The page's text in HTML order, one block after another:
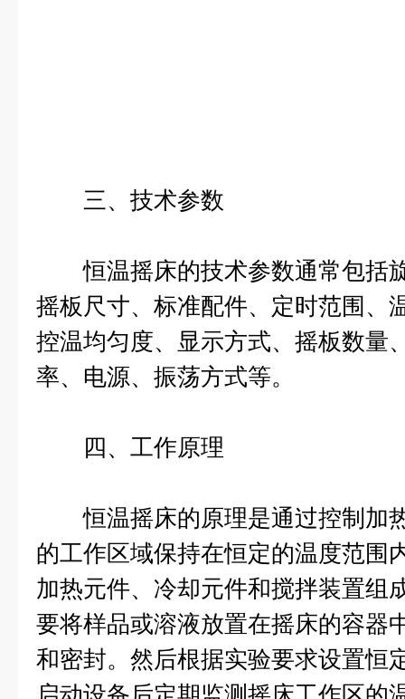
三、技术参数
恒温摇床的技术参数通常包括
摇板尺寸、标准配件、定时范围、
控温均匀度、显示方式、摇板数量
率、电源、振荡方式等。
四、工作原理
恒温摇床的原理是通过控制加
的工作区域保持在恒定的温度范围
加热元件、冷却元件和搅拌装置组
要将样品或溶液放置在摇床的容器
和密封。然后根据实验要求设置恒